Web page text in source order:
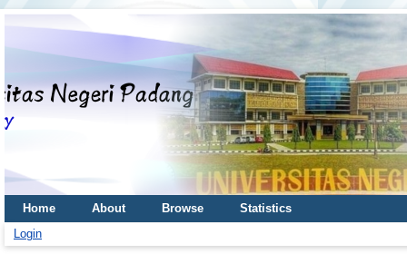
Home About Browse
Statistics
Login